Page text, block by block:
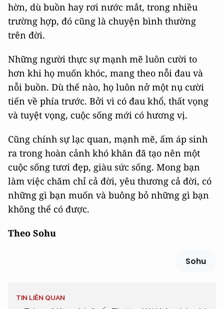
hờn, dù buồn hay rơi nước mắt, trong nhiều
trường hợp, đó cũng là chuyện bình thường
trên đời.
Những người thực sự mạnh mẽ luôn cười to
hơn khi họ muốn khóc, mang theo nỗi đau và
nỗi buồn. Dù thế nào, họ luôn nở một nụ cười
tiến về phía trước. Bởi vì có đau khổ, thất vọng
và tuyệt vọng, cuộc sống mới có hương vị.
Cũng chính sự lạc quan, mạnh mẽ, ấm áp sinh
ra trong hoàn cảnh khó khăn đã tạo nên một
cuộc sống tươi đẹp, giàu sức sống. Mong bạn
làm việc chăm chỉ cả đời, yêu thương cả đời, có
những gì bạn muốn và buông bỏ những gì bạn
không thể có được.
Theo Sohu
Sohu
TIN LIÊN QUAN